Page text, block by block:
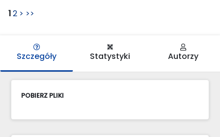
12 > >>
Szczegóły Statystyki Autorzy
POBIERZ PLIKI